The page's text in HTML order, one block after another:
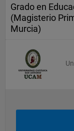
Grado en
(Magisterio
Murcia)